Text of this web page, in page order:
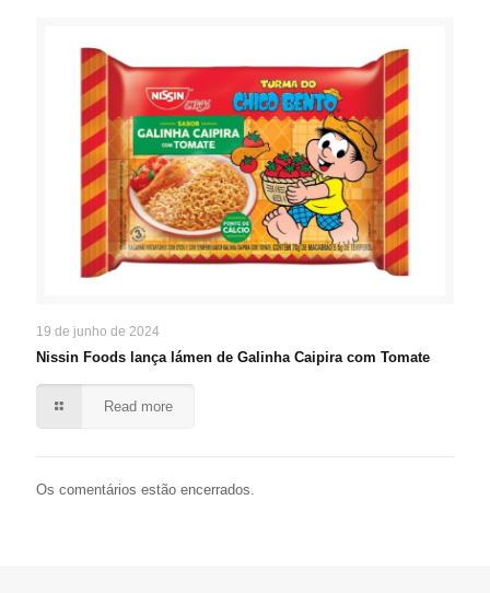
19 de junho de 2024
Nissin Foods lança lámen de Galinha Caipira com Tomate
Read more
Os comentários estão encerrados.